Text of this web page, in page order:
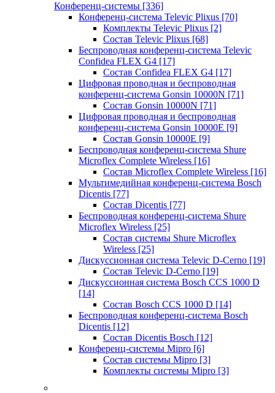
Конференц-системы [336]
Конференц-система Televic Plixus [70]
Комплекты Televic Plixus [2]
Состав Televic Plixus [68]
Беспроводная конференц-система Televic
Confidea FLEX G4 [17]
Состав Confidea FLEX G4 [17]
Цифровая проводная и беспроводная
конференц-система Gonsin 10000N [71]
Состав Gonsin 10000N [71]
Цифровая проводная и беспроводная
конференц-система Gonsin 10000E [9]
Состав Gonsin 10000E [9]
Беспроводная конференц-система Shure
Microflex Complete Wireless [16]
Состав Microflex Complete Wireless [16]
Мультимедийная конференц-система Bosch
Dicentis [77]
Состав Dicentis [77]
Беспроводная конференц-система Shure
Microflex Wireless [25]
Состав системы Shure Microflex
Wireless [25]
Дискуссионная система Televic D-Cerno [19]
Состав Televic D-Cerno [19]
Дискуссионная система Bosch CCS 1000 D
[14]
Состав Bosch CCS 1000 D [14]
Беспроводная конференц-система Bosch
Dicentis [12]
Состав Dicentis Bosch [12]
Конференц-системы Mipro [6]
Состав системы Mipro [3]
Комплекты системы Mipro [3]